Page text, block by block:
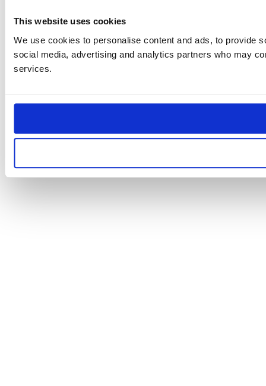
This website uses cookies
We use cookies to personalise content and ads, to provide
social media, advertising and analytics partners who may
services.